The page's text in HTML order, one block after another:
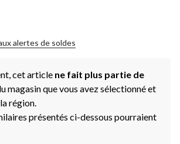
alertes de soldes
cet article ne fait plus partie de
magasin que vous avez sélectionné et
région.
présentés ci-dessous pourraient